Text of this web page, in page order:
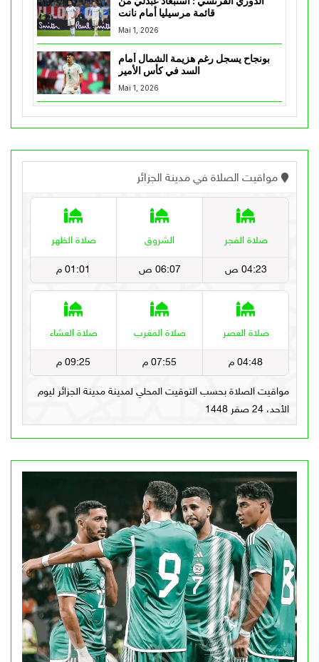
قائمة مرسيليا أمام نانت
Mai 1, 2026
بونجاح يسجل رغم هزيمة الشمال أمام
السد في كأس الأمير
Mai 1, 2026